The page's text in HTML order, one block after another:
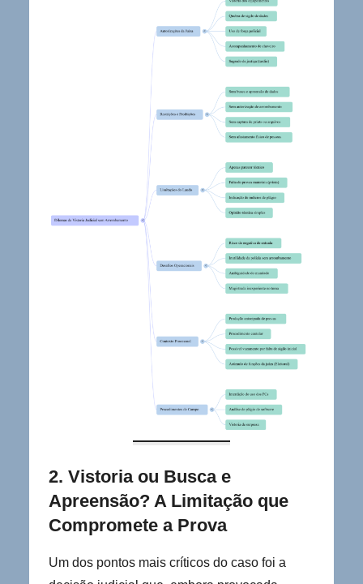
2. Vistoria ou Busca e
Apreensão? A Limitação que
Compromete a Prova
Um dos pontos mais críticos do caso foi a